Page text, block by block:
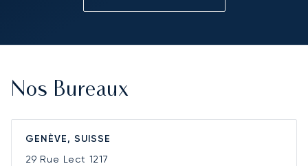
Nos Bureaux
GENÈVE, SUISSE
29 Rue Lect 1217